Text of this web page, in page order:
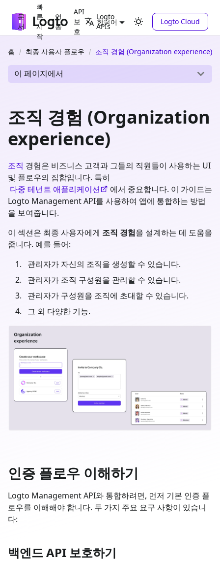
문
서
빠
른
시
작
연
동
API
보
호
Logto
APIs
한국어 Logto Cloud
홈 최종 사용자 플로우 조직 경험 (Organization experience)
이 페이지에서
조직 경험 (Organization
experience)
조직 경험은 비즈니스 고객과 그들의 직원들이 사용하는 UI
및 플로우의 집합입니다. 특히
다중 테넌트 애플리케이션
에서 중요합니다. 이 가이드는
Logto Management API를 사용하여 앱에 통합하는 방법
을 보여줍니다.
이 섹션은 최종 사용자에게 조직 경험을 설계하는 데 도움을
줍니다. 예를 들어:
관리자가 자신의 조직을 생성할 수 있습니다.
관리자가 조직 구성원을 관리할 수 있습니다.
관리자가 구성원을 조직에 초대할 수 있습니다.
그 외 다양한 기능.
인증 플로우 이해하기
Logto Management API와 통합하려면, 먼저 기본 인증 플
로우를 이해해야 합니다. 두 가지 주요 요구 사항이 있습니
다:
백엔드 API 보호하기